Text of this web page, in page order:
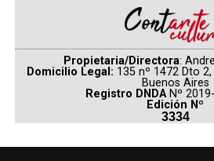
Propietaria/Directora:
Domicilio Legal: 135 nº 1472 Dto
Buenos Aires
Registro DNDA Nº
Edición Nº
3334